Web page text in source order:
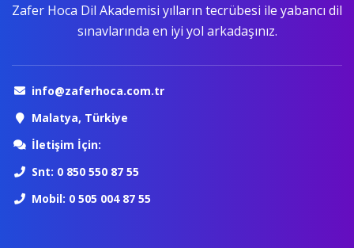
Zafer Hoca Dil Akademisi yılların tecrübesi ile yabancı dil
sınavlarında en iyi yol arkadaşınız.
info@zaferhoca.com.tr
Malatya, Türkiye
İletişim İçin:
Snt: 0 850 550 87 55
Mobil: 0 505 004 87 55